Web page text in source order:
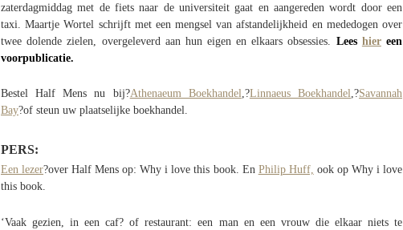
zaterdagmiddag met de fiets naar de universiteit gaat en aangereden wordt door een
taxi. Maartje Wortel schrijft met een mengsel van afstandelijkheid en mededogen over
twee dolende zielen, overgeleverd aan hun eigen en elkaars obsessies. Lees hiereen
voorpublicatie.
Bestel Half Mens nu bij?Athenaeum Boekhandel,?Linnaeus Boekhandel,?Savannah
Bay?of steun uw plaatselijke boekhandel.
PERS:
Een lezer?over Half Mens op: Why i love this book. En Philip Huff, ook op Why i love
this book.
‘Vaak gezien, in een caf? of restaurant: een man en een vrouw die elkaar niets te